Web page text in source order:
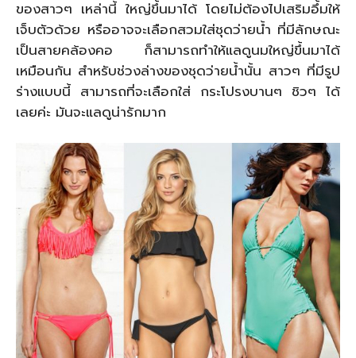
ของสาวๆ เหล่านี้ ใหญ่ขึ้นมาได้ โดยไม่ต้องไปเสริมอึ้มให้
เจ็บตัวด้วย หรืออาจจะเลือกสวมใส่ชุดว่ายน้ำ ที่มีลักษณะ
เป็นสายคล้องคอ ก็สามารถทำให้แลดูนมใหญ่ขึ้นมาได้
เหมือนกัน สำหรับช่วงล่างของชุดว่ายน้ำนั้น สาวๆ ที่มีรูป
ร่างแบบนี้ สามารถที่จะเลือกใส่ กระโปรงบานๆ ชิวๆ ได้
เลยค่ะ มันจะแลดูน่ารักมาก